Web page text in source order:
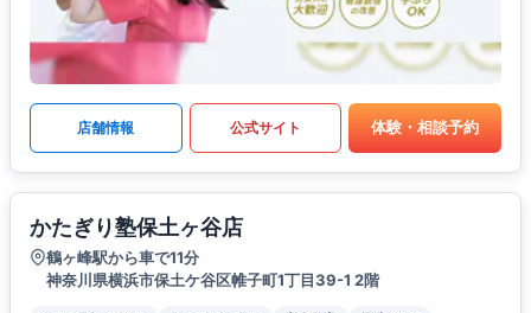
店舗情報 公式サイト 体験・相談予約
かたぎり塾保土ヶ谷店
鶴ヶ峰駅から車で11分
神奈川県横浜市保土ケ谷区帷子町1丁目39-1 2階